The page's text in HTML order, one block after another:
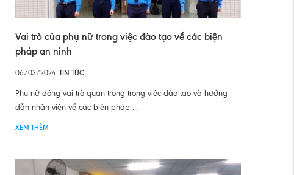
Vai trò của phụ nữ trong việc đào tạo về các biện
pháp an ninh
06/03/2024 TIN TỨC
Phụ nữ đóng vai trò quan trọng trong việc đào tạo và hướng
dẫn nhân viên về các biện pháp ...
XEM THÊM